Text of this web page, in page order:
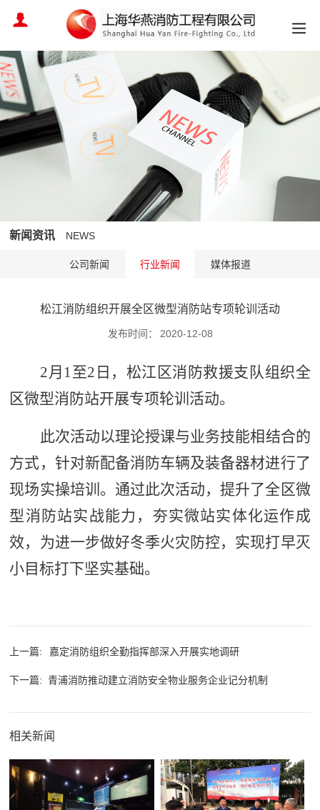
新闻资讯 NEWS
公司新闻 行业新闻 媒体报道
松江消防组织开展全区微型消防站专项轮训活动
发布时间： 2020-12-08
2月1至2日，松江区消防救援支队组织全
区微型消防站开展专项轮训活动。
此次活动以理论授课与业务技能相结合的
方式，针对新配备消防车辆及装备器材进行了
现场实操培训。通过此次活动，提升了全区微
型消防站实战能力，夯实微站实体化运作成
效，为进一步做好冬季火灾防控，实现打早灭
小目标打下坚实基础。
上一篇: 嘉定消防组织全勤指挥部深入开展实地调研
下一篇: 青浦消防推动建立消防安全物业服务企业记分机制
相关新闻